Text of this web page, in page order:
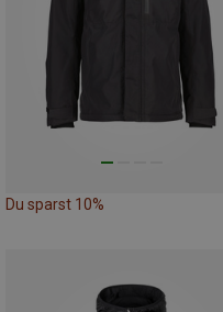
Du sparst 10%